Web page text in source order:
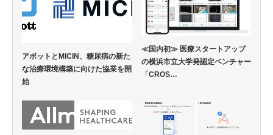
アボットとMICIN、糖尿病の新た
な治療環境構築に向けた協業を開
始
≪国内初≫ 医療スタートアップ
の横浜市立大学発認定ベンチャー
「CROS…